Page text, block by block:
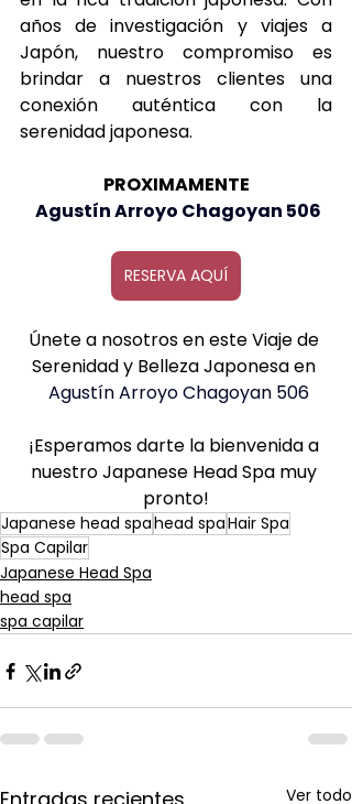
años de investigación y viajes a
Japón, nuestro compromiso es
brindar a nuestros clientes una
conexión auténtica con la
serenidad japonesa.
PROXIMAMENTE
Agustín Arroyo Chagoyan 506
RESERVA AQUÍ
Únete a nosotros en este Viaje de
Serenidad y Belleza Japonesa en
Agustín Arroyo Chagoyan 506
¡Esperamos darte la bienvenida a
nuestro Japanese Head Spa muy
pronto!
Japanese head spahead spaHair Spa
Spa Capilar
Japanese Head Spa
head spa
spa capilar
Ver todo